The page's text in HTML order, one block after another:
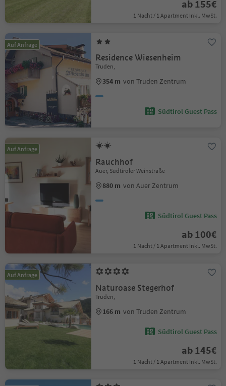
ab 155€
1 Nacht / 1 Apartment Inkl. MwSt.
Auf Anfrage
Residence Wiesenheim
Truden,
354 m von Truden Zentrum
Südtirol Guest Pass
Auf Anfrage
Rauchhof
Auer, Südtiroler Weinstraße
880 m von Auer Zentrum
Südtirol Guest Pass
ab 100€
1 Nacht / 1 Apartment Inkl. MwSt.
Auf Anfrage
Naturoase Stegerhof
Truden,
166 m von Truden Zentrum
Südtirol Guest Pass
ab 145€
1 Nacht / 1 Apartment Inkl. MwSt.